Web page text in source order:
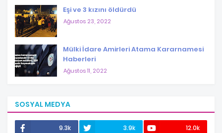
Eşi ve 3 kızını öldürdü
Ağustos 23, 2022
Mülki İdare Amirleri Atama Kararnamesi
Haberleri
Ağustos 11, 2022
SOSYAL MEDYA
9.3k 3.9k
12.0k